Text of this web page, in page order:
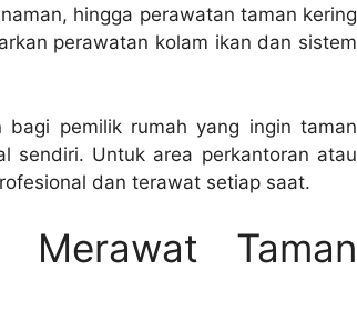
hingga perawatan taman kering
perawatan kolam ikan dan sistem
pemilik rumah yang ingin taman
sendiri. Untuk area perkantoran atau
dan terawat setiap saat.
Merawat Taman